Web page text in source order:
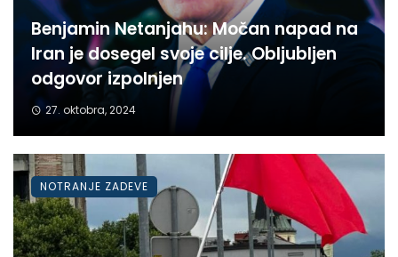
Benjamin Netanjahu: Močan napad na
Iran je dosegel svoje cilje. Obljubljen
odgovor izpolnjen
27. oktobra, 2024
NOTRANJE ZADEVE